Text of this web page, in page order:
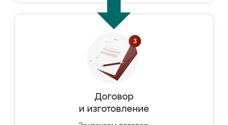
Договор
и изготовление